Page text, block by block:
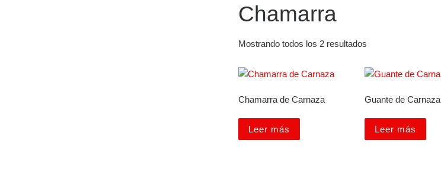
Chamarra
Mostrando todos los 2 resultados
Chamarra de Carnaza
Leer más
Guante de Carnaza
Leer más